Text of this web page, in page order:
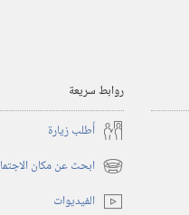
روابط سريعة
أُطلب زيارة
ابحث عن مكان (يفتح
نافذة الفيديوات